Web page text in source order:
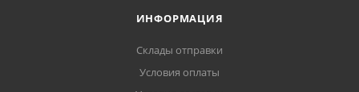
ИНФОРМАЦИЯ
Склады отправки
Условия оплаты